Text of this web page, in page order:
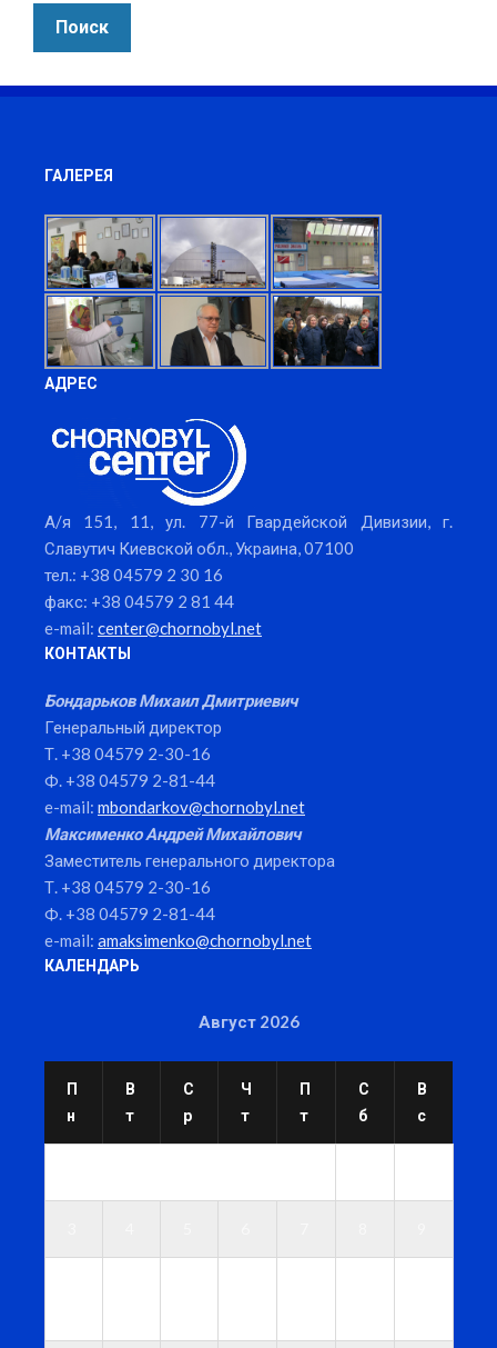
ГАЛЕРЕЯ
АДРЕС
А/я 151, 11, ул. 77-й Гвардейской Дивизии, г.
Славутич Киевской обл., Украина, 07100
тел.: +38 04579 2 30 16
факс: +38 04579 2 81 44
e-mail: center@chornobyl.net
КОНТАКТЫ
Бондарьков Михаил Дмитриевич
Генеральный директор
Т. +38 04579 2-30-16
Ф. +38 04579 2-81-44
e-mail: mbondarkov@chornobyl.net
Максименко Андрей Михайлович
Заместитель генерального директора
Т. +38 04579 2-30-16
Ф. +38 04579 2-81-44
e-mail: amaksimenko@chornobyl.net
КАЛЕНДАРЬ
Август 2026
П
н
В
т
С
р
Ч
т
П
т
С
б
В
с